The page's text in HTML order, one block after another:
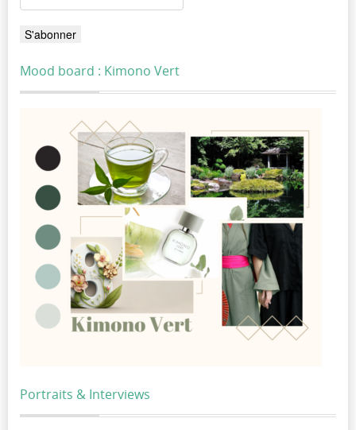
Mood board : Kimono Vert
Portraits & Interviews